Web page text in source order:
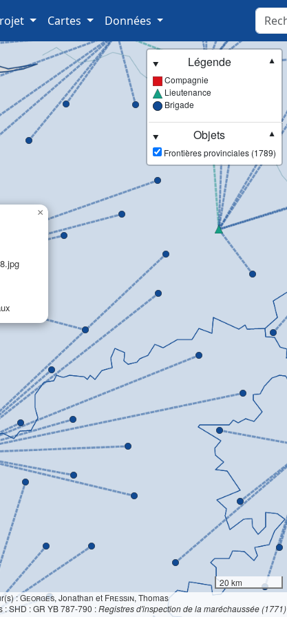
Cartes Données
×
Légende
▼
Compagnie
Lieutenance
Brigade
Objets
▼
Frontières provinciales (1789)
20 km
:Georges, Jonathan et Fressin, Thomas
: SHD : GR YB 787-790 :Registres d'inspection de la maréchaussée (1771)